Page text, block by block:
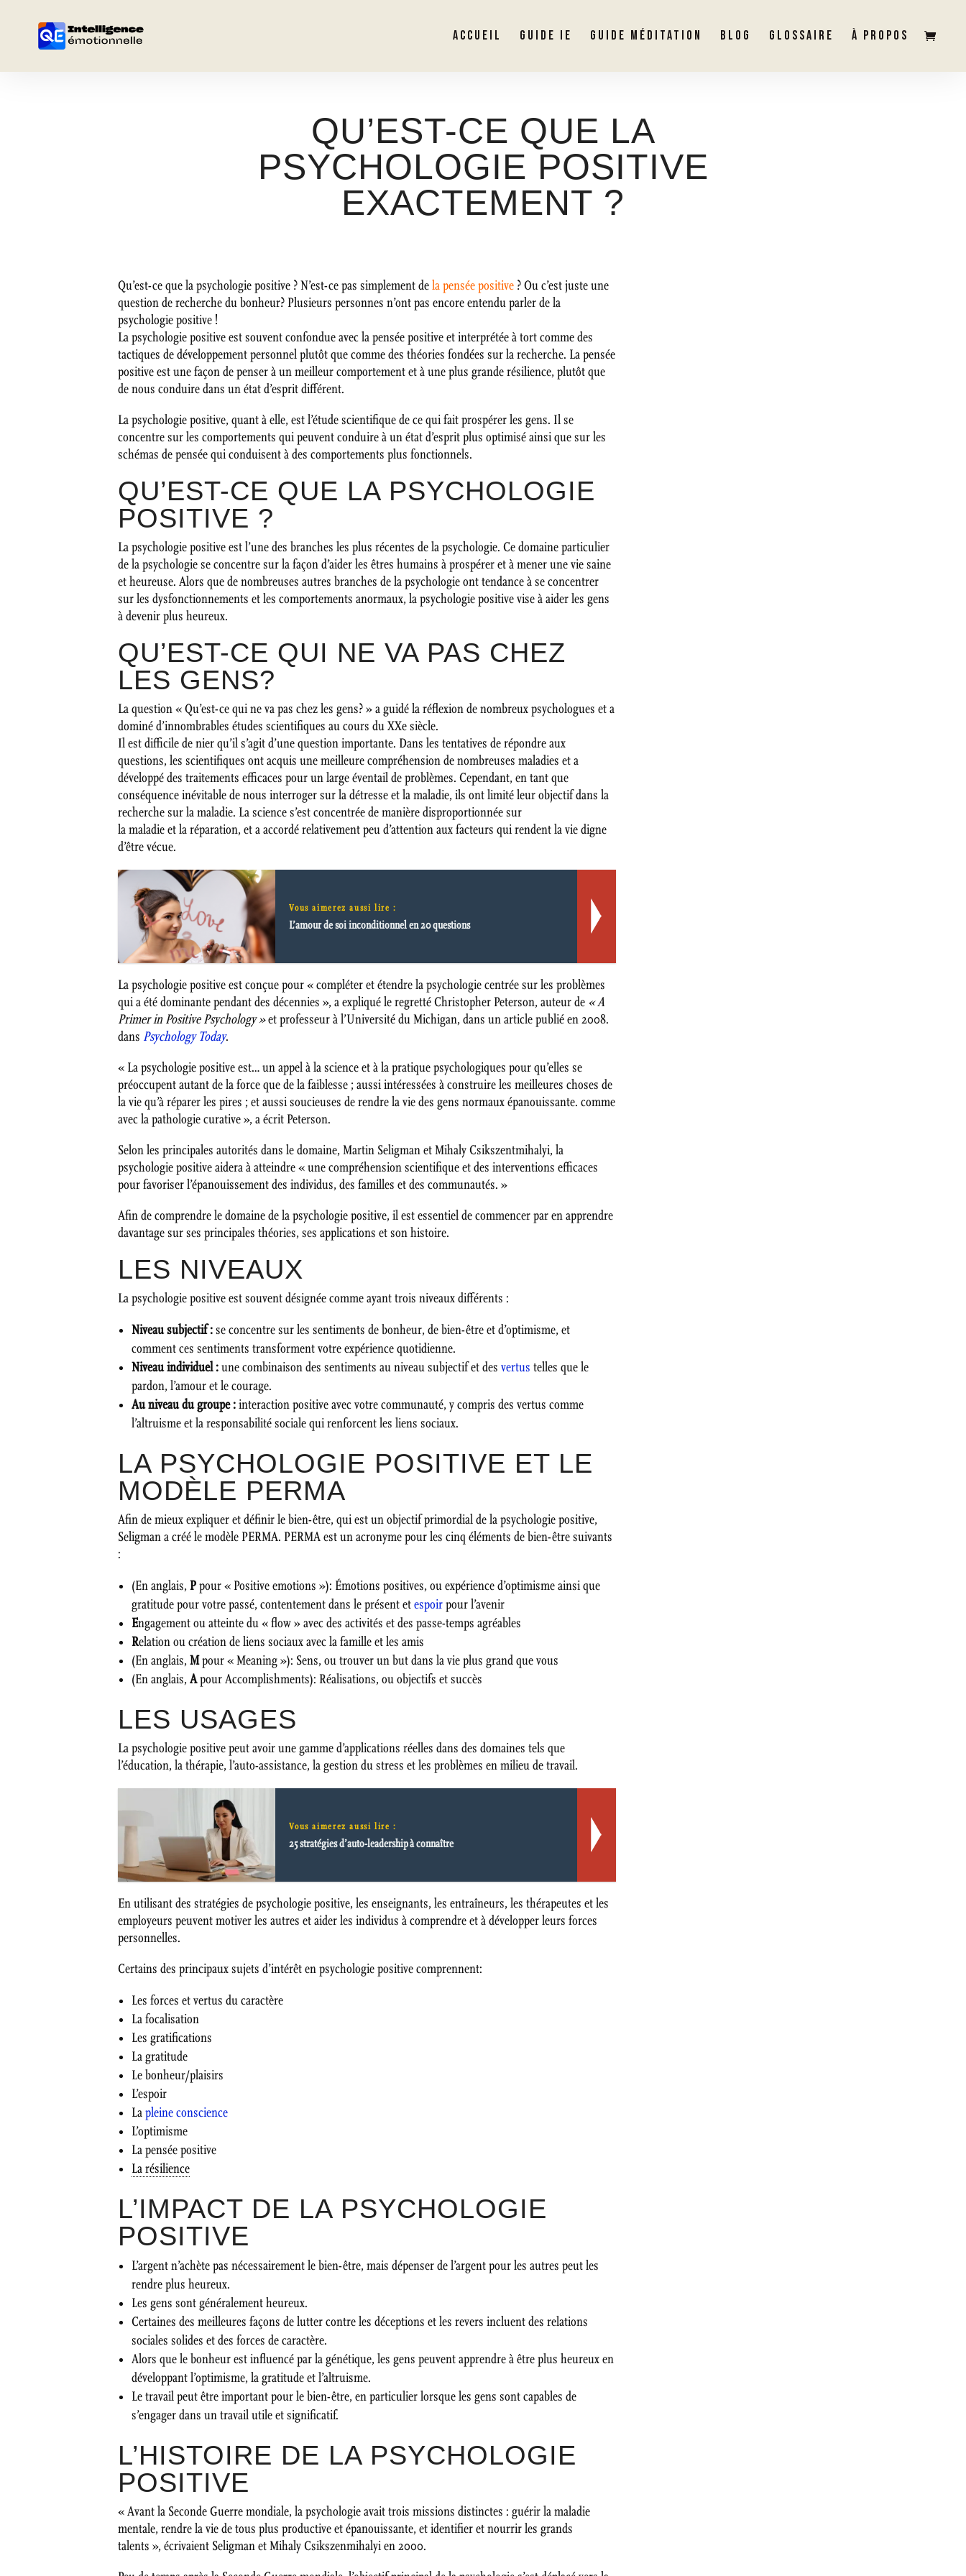
ACCUEIL GUIDE IE GUIDE MÉDITATION BLOG GLOSSAIRE À PROPOS
QU’EST-CE QUE LA
PSYCHOLOGIE POSITIVE
EXACTEMENT ?
Qu’est-ce que la psychologie positive ? N’est-ce pas simplement dela pensée positive ? Ou c’est juste une
question de recherche du bonheur? Plusieurs personnes n’ont pas encore entendu parler de la
psychologie positive !
La psychologie positive est souvent confondue avec la pensée positive et interprétée à tort comme des
tactiques de développement personnel plutôt que comme des théories fondées sur la recherche. La pensée
positive est une façon de penser à un meilleur comportement et à une plus grande résilience, plutôt que
de nous conduire dans un état d’esprit différent.
La psychologie positive, quant à elle, est l’étude scientifique de ce qui fait prospérer les gens. Il se
concentre sur les comportements qui peuvent conduire à un état d’esprit plus optimisé ainsi que sur les
schémas de pensée qui conduisent à des comportements plus fonctionnels.
QU’EST-CE QUE LA PSYCHOLOGIE
POSITIVE ?
La psychologie positive est l’une des branches les plus récentes de la psychologie. Ce domaine particulier
de la psychologie se concentre sur la façon d’aider les êtres humains à prospérer et à mener une vie saine
et heureuse. Alors que de nombreuses autres branches de la psychologie ont tendance à se concentrer
sur les dysfonctionnements et les comportements anormaux, la psychologie positive vise à aider les gens
à devenir plus heureux.
QU’EST-CE QUI NE VA PAS CHEZ
LES GENS?
La question « Qu’est-ce qui ne va pas chez les gens? » a guidé la réflexion de nombreux psychologues et a
dominé d’innombrables études scientifiques au cours du XXe siècle.
Il est difficile de nier qu’il s’agit d’une question importante. Dans les tentatives de répondre aux
questions, les scientifiques ont acquis une meilleure compréhension de nombreuses maladies et a
développé des traitements efficaces pour un large éventail de problèmes. Cependant, en tant que
conséquence inévitable de nous interroger sur la détresse et la maladie, ils ont limité leur objectif dans la
recherche sur la maladie. La science s’est concentrée de manière disproportionnée sur
la maladie et la réparation, et a accordé relativement peu d’attention aux facteurs qui rendent la vie digne
d’être vécue.
Vous aimerez aussi lire :
L’amour de soi inconditionnel en 20 questions
La psychologie positive est conçue pour « compléter et étendre la psychologie centrée sur les problèmes
qui a été dominante pendant des décennies », a expliqué le regretté Christopher Peterson, auteur de « A
Primer in Positive Psychology »et professeur à l’Université du Michigan, dans un article publié en 2008.
dans Psychology Today.
« La psychologie positive est… un appel à la science et à la pratique psychologiques pour qu’elles se
préoccupent autant de la force que de la faiblesse ; aussi intéressées à construire les meilleures choses de
la vie qu’à réparer les pires ; et aussi soucieuses de rendre la vie des gens normaux épanouissante. comme
avec la pathologie curative », a écrit Peterson.
Selon les principales autorités dans le domaine, Martin Seligman et Mihaly Csikszentmihalyi, la
psychologie positive aidera à atteindre « une compréhension scientifique et des interventions efficaces
pour favoriser l’épanouissement des individus, des familles et des communautés. »
Afin de comprendre le domaine de la psychologie positive, il est essentiel de commencer par en apprendre
davantage sur ses principales théories, ses applications et son histoire.
LES NIVEAUX
La psychologie positive est souvent désignée comme ayant trois niveaux différents :
Niveau subjectif :se concentre sur les sentiments de bonheur, de bien-être et d’optimisme, et
comment ces sentiments transforment votre expérience quotidienne.
Niveau individuel :une combinaison des sentiments au niveau subjectif et desvertus telles que le
pardon, l’amour et le courage.
Au niveau du groupe :interaction positive avec votre communauté, y compris des vertus comme
l’altruisme et la responsabilité sociale qui renforcent les liens sociaux.
LA PSYCHOLOGIE POSITIVE ET LE
MODÈLE PERMA
Afin de mieux expliquer et définir le bien-être, qui est un objectif primordial de la psychologie positive,
Seligman a créé le modèle PERMA. PERMA est un acronyme pour les cinq éléments de bien-être suivants
:
(En anglais,Ppour « Positive emotions »): Émotions positives, ou expérience d’optimisme ainsi que
gratitude pour votre passé, contentement dans le présent etespoirpour l’avenir
Engagement ou atteinte du « flow » avec des activités et des passe-temps agréables
Relation ou création de liens sociaux avec la famille et les amis
(En anglais,Mpour « Meaning »): Sens, ou trouver un but dans la vie plus grand que vous
(En anglais,Apour Accomplishments): Réalisations, ou objectifs et succès
LES USAGES
La psychologie positive peut avoir une gamme d’applications réelles dans des domaines tels que
l’éducation, la thérapie, l’auto-assistance, la gestion du stress et les problèmes en milieu de travail.
Vous aimerez aussi lire :
25 stratégies d’auto-leadership à connaître
En utilisant des stratégies de psychologie positive, les enseignants, les entraîneurs, les thérapeutes et les
employeurs peuvent motiver les autres et aider les individus à comprendre et à développer leurs forces
personnelles.
Certains des principaux sujets d’intérêt en psychologie positive comprennent:
Les forces et vertus du caractère
La focalisation
Les gratifications
La gratitude
Le bonheur/plaisirs
L’espoir
Lapleine conscience
L’optimisme
La pensée positive
La résilience
L’IMPACT DE LA PSYCHOLOGIE
POSITIVE
L’argent n’achète pas nécessairement le bien-être, mais dépenser de l’argent pour les autres peut les
rendre plus heureux.
Les gens sont généralement heureux.
Certaines des meilleures façons de lutter contre les déceptions et les revers incluent des relations
sociales solides et des forces de caractère.
Alors que le bonheur est influencé par la génétique, les gens peuvent apprendre à être plus heureux en
développant l’optimisme, la gratitude et l’altruisme.
Le travail peut être important pour le bien-être, en particulier lorsque les gens sont capables de
s’engager dans un travail utile et significatif.
L’HISTOIRE DE LA PSYCHOLOGIE
POSITIVE
« Avant la Seconde Guerre mondiale, la psychologie avait trois missions distinctes : guérir la maladie
mentale, rendre la vie de tous plus productive et épanouissante, et identifier et nourrir les grands
talents », écrivaient Seligman et Mihaly Csikszenmihalyi en 2000.